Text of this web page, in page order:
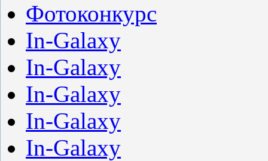
Фотоконкурс
In-Galaxy
In-Galaxy
In-Galaxy
In-Galaxy
In-Galaxy